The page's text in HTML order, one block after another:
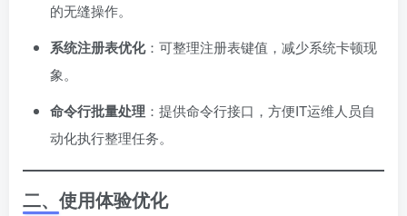
的无缝操作。
系统注册表优化：可整理注册表键值，减少系统卡顿现
象。
命令行批量处理 ：提供命令行接口，方便IT运维人员自
动化执行整理任务。
二、使用体验优化